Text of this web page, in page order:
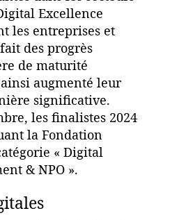
Excellence
les entreprises et
des progrès
de maturité
augmenté leur
significative.
les finalistes 2024
la Fondation
« Digital
& NPO ».